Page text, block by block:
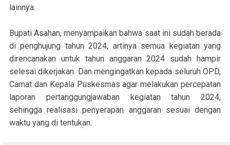
lainnya.
Bupati Asahan, menyampaikan bahwa saat ini sudah berada
di penghujung tahun 2024, artinya semua kegiatan yang
direncanakan untuk tahun anggaran 2024 sudah hampir
selesai dikerjakan. Dan mengingatkan kepada seluruh OPD,
Camat dan Kepala Puskesmas agar melakukan percepatan
laporan pertanggungjawaban kegiatan tahun 2024,
sehingga realisasi penyerapan anggaran sesuai dengan
waktu yang di tentukan.